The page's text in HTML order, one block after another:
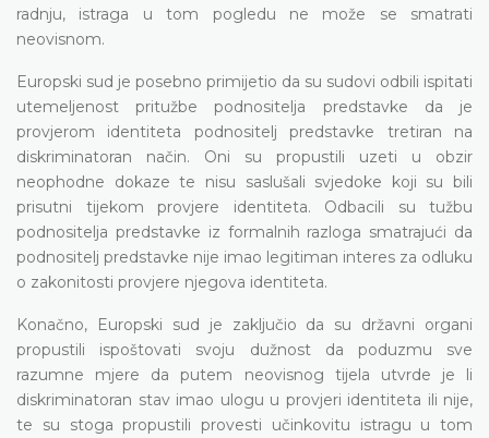
radnju, istraga u tom pogledu ne može se smatrati
neovisnom.
Europski sud je posebno primijetio da su sudovi odbili ispitati
utemeljenost pritužbe podnositelja predstavke da je
provjerom identiteta podnositelj predstavke tretiran na
diskriminatoran način. Oni su propustili uzeti u obzir
neophodne dokaze te nisu saslušali svjedoke koji su bili
prisutni tijekom provjere identiteta. Odbacili su tužbu
podnositelja predstavke iz formalnih razloga smatrajući da
podnositelj predstavke nije imao legitiman interes za odluku
o zakonitosti provjere njegova identiteta.
Konačno, Europski sud je zaključio da su državni organi
propustili ispoštovati svoju dužnost da poduzmu sve
razumne mjere da putem neovisnog tijela utvrde je li
diskriminatoran stav imao ulogu u provjeri identiteta ili nije,
te su stoga propustili provesti učinkovitu istragu u tom